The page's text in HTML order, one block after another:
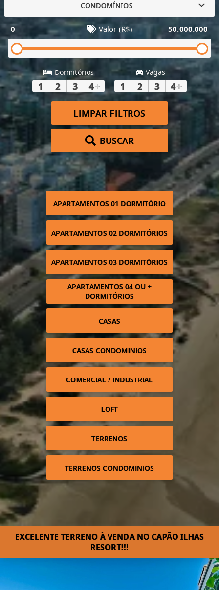
CONDOMÍNIOS
0 Valor (R$) 50.000.000
Dormitórios
1 2 3 4+
Vagas
1 2 3 4+
LIMPAR FILTROS
BUSCAR
APARTAMENTOS 01 DORMITÓRIO
APARTAMENTOS 02 DORMITÓRIOS
APARTAMENTOS 03 DORMITÓRIOS
APARTAMENTOS 04 OU +
DORMITÓRIOS
CASAS
CASAS CONDOMINIOS
COMERCIAL / INDUSTRIAL
LOFT
TERRENOS
TERRENOS CONDOMINIOS
EXCELENTE TERRENO À VENDA NO CAPÃO ILHAS
RESORT!!!